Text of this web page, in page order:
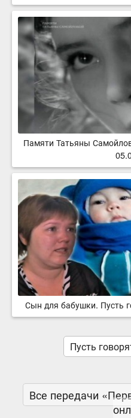
Памяти Татьяны
Сын для бабушки. Пусть
Пусть
Все передачи